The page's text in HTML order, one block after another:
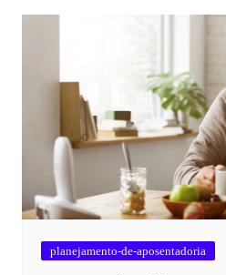
planejamento-de-aposentadoria